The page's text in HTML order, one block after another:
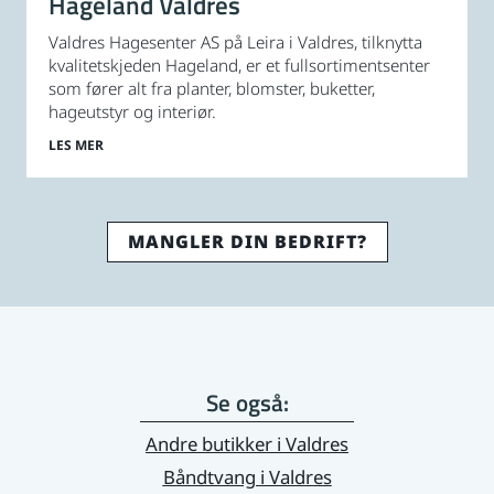
Valdres Hagesenter AS på Leira i Valdres, tilknytta
kvalitetskjeden Hageland, er et fullsortimentsenter
som fører alt fra planter, blomster, buketter,
hageutstyr og interiør.
LES MER
MANGLER DIN BEDRIFT?
Se også:
Andre butikker i Valdres
Båndtvang i Valdres